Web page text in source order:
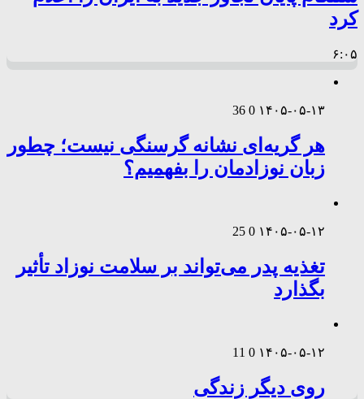
کرد
۶:۰۵
۱۴۰۵-۰۵-۱۳ 0
36
هر گریه‌ای نشانه گرسنگی نیست؛ چطور
زبان نوزادمان را بفهمیم؟
۱۴۰۵-۰۵-۱۲ 0
25
تغذیه پدر می‌تواند بر سلامت نوزاد تأثیر
بگذارد
۱۴۰۵-۰۵-۱۲ 0
11
روی دیگر زندگی